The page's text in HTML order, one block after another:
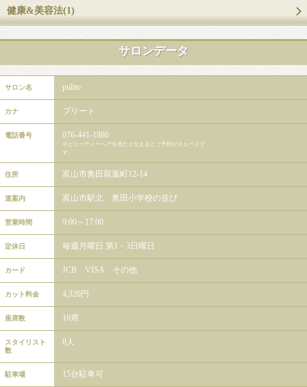
健康&美容法(1)
サロンデータ
サロン名 pulito
カナ プリート
電話番号 076-441-1880
※ビューティーヘアを見たと伝えるとご予約がスムーズで
す。
住所 富山市奥田双葉町12-14
道案内 富山市駅北 奥田小学校の並び
営業時間 9:00～17:00
定休日 毎週月曜日 第1・3日曜日
カード JCB VISA その他
カット料金 4,320円
座席数 10席
スタイリスト
数
8人
駐車場 15台駐車可